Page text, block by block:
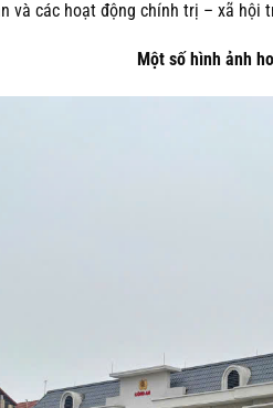
và các hoạt động chính trị – xã hội
Một số hình ảnh